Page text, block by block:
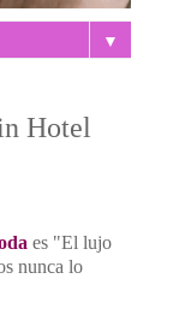
▼
Hotel
es "El lujo
nunca lo